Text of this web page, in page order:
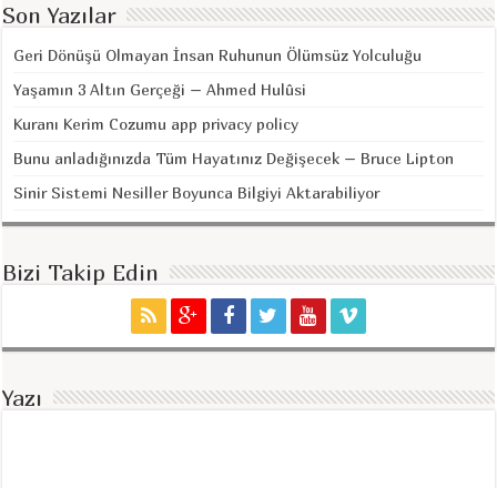
Son Yazılar
Geri Dönüşü Olmayan İnsan Ruhunun Ölümsüz Yolculuğu
Yaşamın 3 Altın Gerçeği – Ahmed Hulûsi
Kuranı Kerim Cozumu app privacy policy
Bunu anladığınızda Tüm Hayatınız Değişecek – Bruce Lipton
Sinir Sistemi Nesiller Boyunca Bilgiyi Aktarabiliyor
Bizi Takip Edin
Yazı